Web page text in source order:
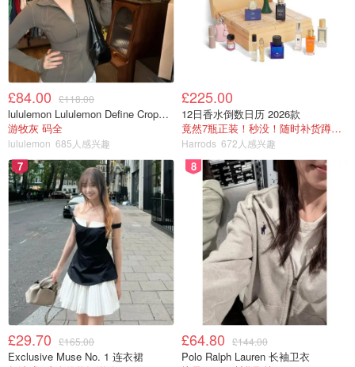
Ryman
8:30 AM–
6:00 PM
11月27日晚黑五专区
Paperchase
9:00 AM–
2025年英国网络星期一商家开门&电商网购时间
（12月1日）
网一主打线上折扣，实体店多数正常营业，重点在各大电商
平台！
2025年英国网络星期一热门商家营业时间&电商网购打折
时间
商家/平台
网一实体店
营业时间
网一线上网购折扣开放
12月1日0:00网一专场；
£84.00 £118.00
lululemon Lululemon Define Cropped Nulu 短夹克
游牧灰 码全
lululemon 685人感兴趣
£225.00
12日香水倒数日历 2026款
竟然7瓶正装！秒没！随时补货蹲！！！
Harrods 672人感兴趣
7
£29.70 £165.00
Exclusive Muse No. 1 连衣裙
8
£64.80 £144.00
Polo Ralph Lauren 长袖卫衣